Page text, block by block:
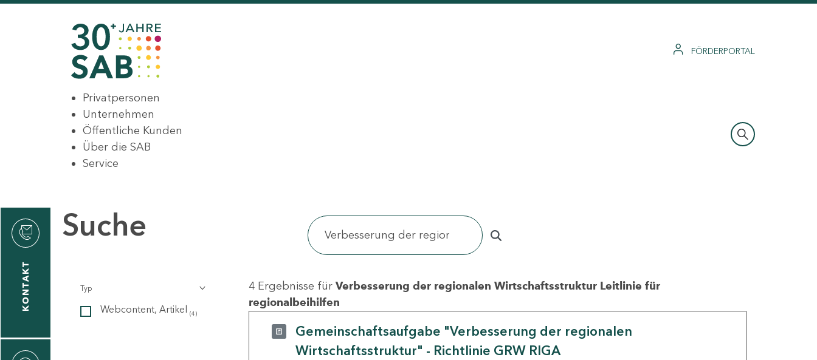
FÖRDERPORTAL
Privatpersonen
Unternehmen
Öffentliche Kunden
Über die SAB
Service
KONTAKT
Suche
Typ
Webcontent, Artikel (4)
4 Ergebnisse für Verbesserung der regionalen Wirtschaftsstruktur Leitlinie für
regionalbeihilfen
Gemeinschaftsaufgabe "Verbesserung der regionalen
Wirtschaftsstruktur" - Richtlinie GRW RIGA